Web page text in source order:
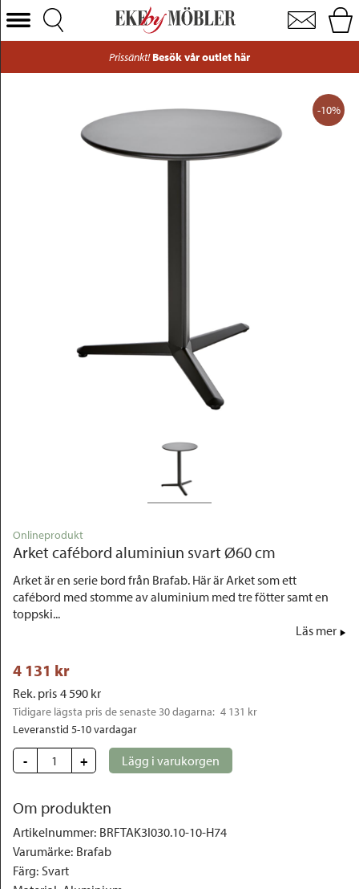
Arket cafébord aluminiun svart Ø60 cm
Välj Kategori
Varumärken
Prissänkt! Besök vår outlet här
-10%
Onlineprodukt
Arket cafébord aluminiun svart Ø60 cm
Arket är en serie bord från Brafab. Här är Arket som ett
cafébord med stomme av aluminium med tre fötter samt en
toppski...
Läs mer
4 131 kr
Rek. pris 4 590 kr
Tidigare lägsta pris de senaste 30 dagarna: 4 131 kr
Leveranstid 5-10 vardagar
- + Lägg i varukorgen
Om produkten
Artikelnummer: BRFTAK3I030.10-10-H74
Varumärke: Brafab
Färg: Svart